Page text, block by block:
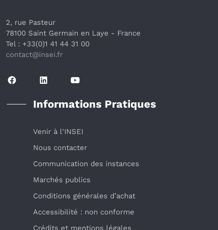
2, rue Pasteur
78100 Saint Germain en Laye - France
Tel : +33(0)1 41 44 31 00
contact@insei.fr
Informations Pratiques
Venir à l'INSEI
Nous contacter
Communication des instances
Marchés publics
Conditions générales d’achat
Accessibilité : non conforme
Crédits et mentions légales